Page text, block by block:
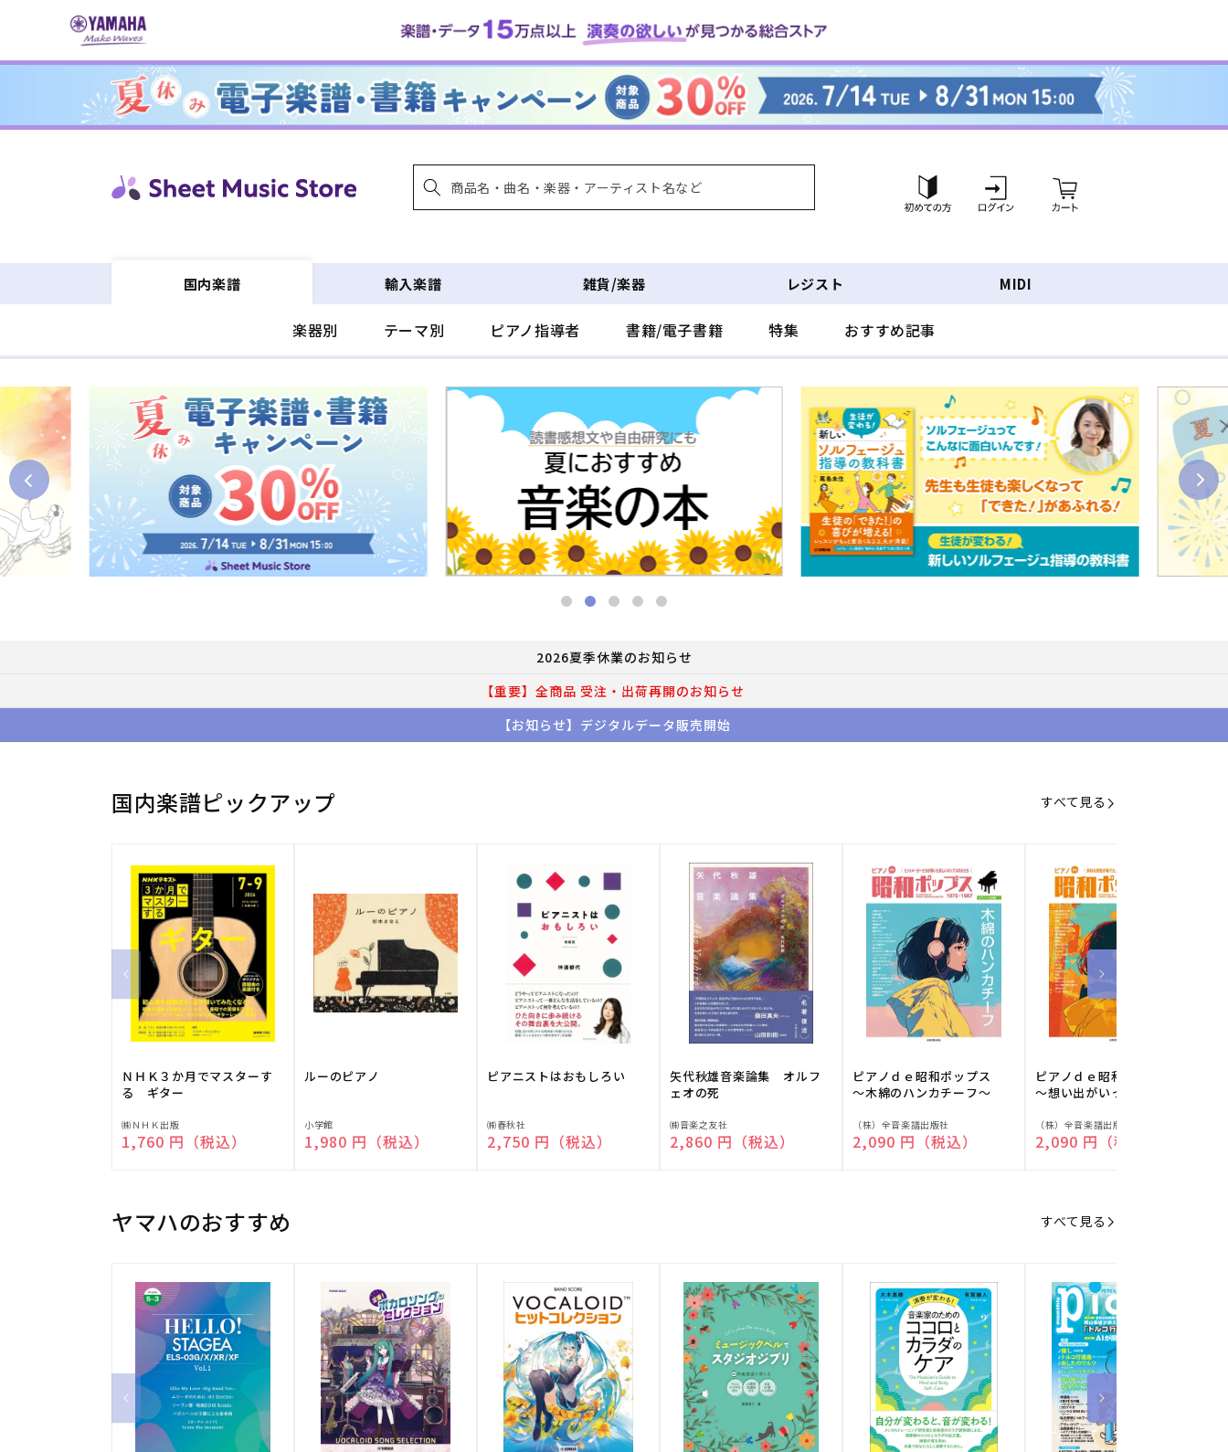
ンツに
グ
イ
ー
ト
国内楽譜
楽器別 テーマ別 ピアノ指導者 書籍/電子書籍 特集 おすすめ記事
輸入楽譜 雑貨/楽器 レジスト MIDI
2026夏季休業のお知らせ
【重要】全商品 受注・出荷再開のお知らせ
【お知らせ】デジタルデータ販売開始
国内楽譜ピックアップ すべて見る
ＮＨＫ３か月でマスターす
る ギター
販
売
㈱ＮＨＫ出版
通常価格
1,760 円（税込）
ルーのピアノ
販
売
小学館
通常価格
1,980 円（税込）
ピアニストはおもしろい
販
売
㈱春秋社
通常価格
2,750 円（税込）
矢代秋雄音楽論集 オルフ
ェオの死
販
売
㈱音楽之友社
通常価格
2,860 円（税込）
ピアノｄｅ昭和ポップス
～木綿のハンカチーフ～
販
売
（株）全音楽譜出版社
通常価格
2,090 円（税込）
ピアノｄｅ昭和ポップス
～想い出がいっぱい～
販
売
（株）全音楽譜出版社
通常価格
2,090 円（税込）
ヤマハのおすすめ すべて見る